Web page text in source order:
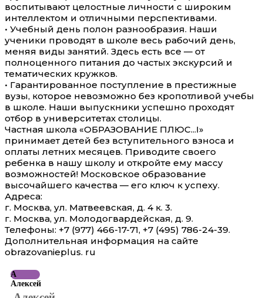
воспитывают целостные личности с широким
интеллектом и отличными перспективами.
• Учебный день полон разнообразия. Наши
ученики проводят в школе весь рабочий день,
меняя виды занятий. Здесь есть все — от
полноценного питания до частых экскурсий и
тематических кружков.
• Гарантированное поступление в престижные
вузы, которое невозможно без кропотливой учебы
в школе. Наши выпускники успешно проходят
отбор в университетах столицы.
Частная школа «ОБРАЗОВАНИЕ ПЛЮС...I»
принимает детей без вступительного взноса и
оплаты летних месяцев. Приводите своего
ребенка в нашу школу и откройте ему массу
возможностей! Московское образование
высочайшего качества — его ключ к успеху.
Адреса:
г. Москва, ул. Матвеевская, д. 4 к. 3.
г. Москва, ул. Молодогвардейская, д. 9.
Телефоны: +7 (977) 466-17-71, +7 (495) 786-24-39.
Дополнительная информация на сайте
obrazovanieplus. ru
А
Алексей